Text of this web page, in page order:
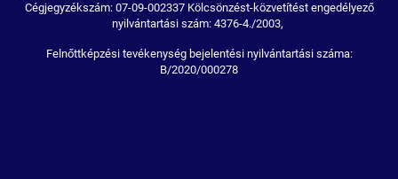
Cégjegyzékszám: 07-09-002337 Kölcsönzést-közvetítést engedélyező
nyilvántartási szám: 4376-4./2003,
Felnőttképzési tevékenység bejelentési nyilvántartási száma:
B/2020/000278